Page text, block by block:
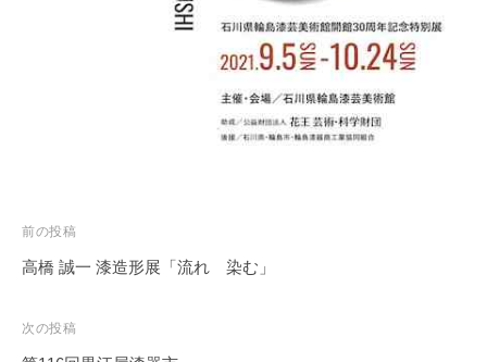
投
稿
ビ
ゲ
前の投稿
高橋 誠一 漆造形展「流れ 染む」
次の投稿